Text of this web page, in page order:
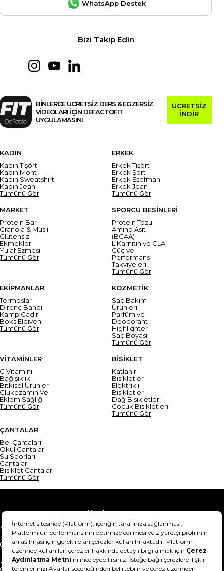
WhatsApp Destek
Bizi Takip Edin
BİNLERCE ÜCRETSİZ DERS & EGZERSİZ
VİDEOLARI İÇİN DEFACTOFIT
UYGULAMASINI
ÜCRETSİZ
İNDİR
KADIN
Kadın Tişört
Kadın Mont
Kadın Sweatshirt
Kadın Jean
Tümünü Gör
ERKEK
Erkek Tişört
Erkek Şort
Erkek Eşofman
Erkek Jean
Tümünü Gör
MARKET
Protein Bar
Granola & Müsli
Glutensiz
Ekmekler
Yulaf Ezmesi
Tümünü Gör
SPORCU BESİNLERİ
Protein Tozu
Amino Asit
(BCAA)
L Karnitin ve CLA
Güç ve
Performans
Takviyeleri
Tümünü Gör
EKİPMANLAR
Termoslar
Direnç Bandı
Kamp Çadırı
Boks Eldiveni
Tümünü Gör
KOZMETİK
Saç Bakım
Ürünleri
Parfüm ve
Deodorant
Highlighter
Saç Boyası
Tümünü Gör
VİTAMİNLER
C Vitamini
Bağışıklık
Bitkisel Ürünler
Glukozamin Ve
Eklem Sağlığı
Tümünü Gör
BİSİKLET
Katlanır
Bisikletler
Elektrikli
Bisikletler
Dağ Bisikletleri
Çocuk Bisikletleri
Tümünü Gör
ÇANTALAR
Bel Çantaları
Okul Çantaları
Su Sporları
Çantaları
Bisiklet Çantaları
Tümünü Gör
Yardım
Mesafeli Satış Sözleşmesi
Teslimat Bilgisi
Gizlilik Sözleşmesi
Şartlar & Koşullar
Ürünümü nasıl iade
edebilirim?
Hakkımızda